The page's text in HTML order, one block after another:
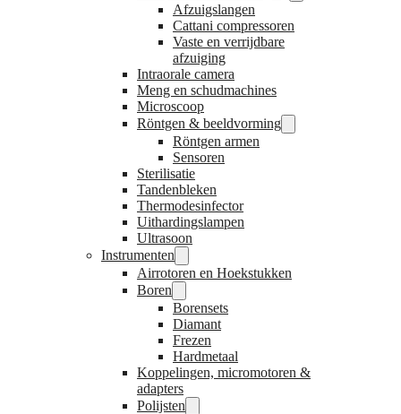
Afzuigslangen
Cattani compressoren
Vaste en verrijdbare
afzuiging
Intraorale camera
Meng en schudmachines
Microscoop
Röntgen & beeldvorming
Röntgen armen
Sensoren
Sterilisatie
Tandenbleken
Thermodesinfector
Uithardingslampen
Ultrasoon
Instrumenten
Airrotoren en Hoekstukken
Boren
Borensets
Diamant
Frezen
Hardmetaal
Koppelingen, micromotoren &
adapters
Polijsten